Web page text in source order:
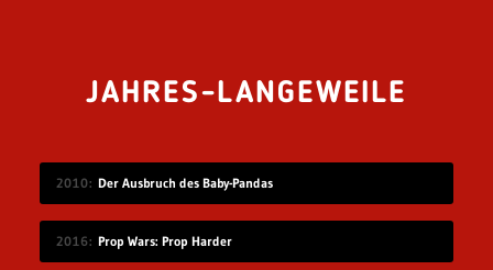
JAHRES-LANGEWEILE
2010 Der Ausbruch des Baby-Pandas
2016 Prop Wars: Prop Harder